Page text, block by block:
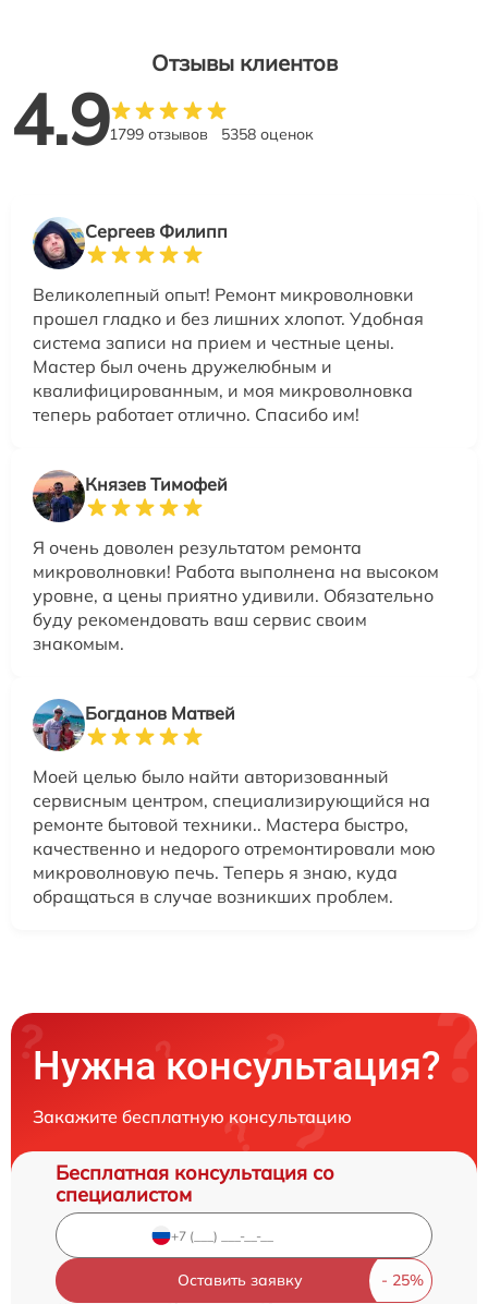
Отзывы клиентов
4.91799 отзывов 5358 оценок
Сергеев Филипп
Великолепный опыт! Ремонт микроволновки
прошел гладко и без лишних хлопот. Удобная
система записи на прием и честные цены.
Мастер был очень дружелюбным и
квалифицированным, и моя микроволновка
теперь работает отлично. Спасибо им!
Князев Тимофей
Я очень доволен результатом ремонта
микроволновки! Работа выполнена на высоком
уровне, а цены приятно удивили. Обязательно
буду рекомендовать ваш сервис своим
знакомым.
Богданов Матвей
Моей целью было найти авторизованный
сервисным центром, специализирующийся на
ремонте бытовой техники.. Мастера быстро,
качественно и недорого отремонтировали мою
микроволновую печь. Теперь я знаю, куда
обращаться в случае возникших проблем.
Нужна консультация?
Закажите бесплатную консультацию
Бесплатная консультация со
специалистом
Оставить заявку